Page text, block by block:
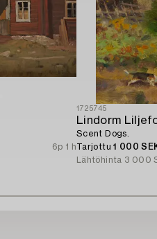
6p 1 h
1725745
Lindorm
Scent Dogs.
Tarjottu1 000
Lähtöhinta 3 000